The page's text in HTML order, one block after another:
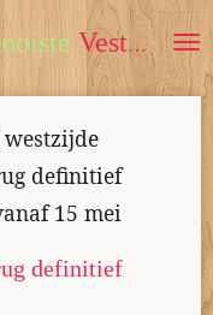
Vestingstad
definitief
15 mei
definitief